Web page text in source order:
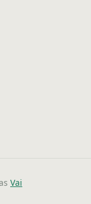
Vai